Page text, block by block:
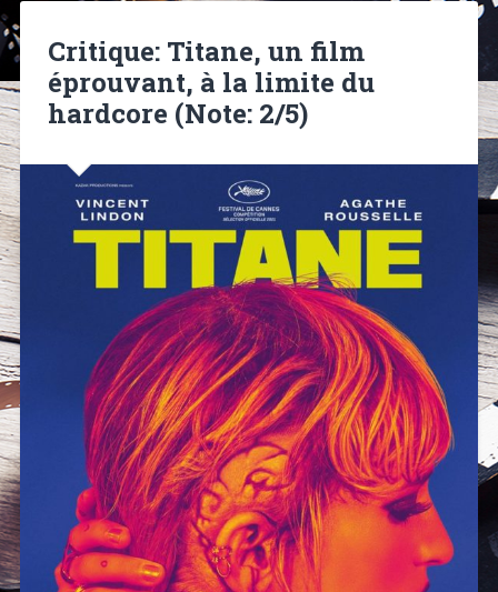
Critique: Titane, un film
éprouvant, à la limite du
hardcore (Note: 2/5)